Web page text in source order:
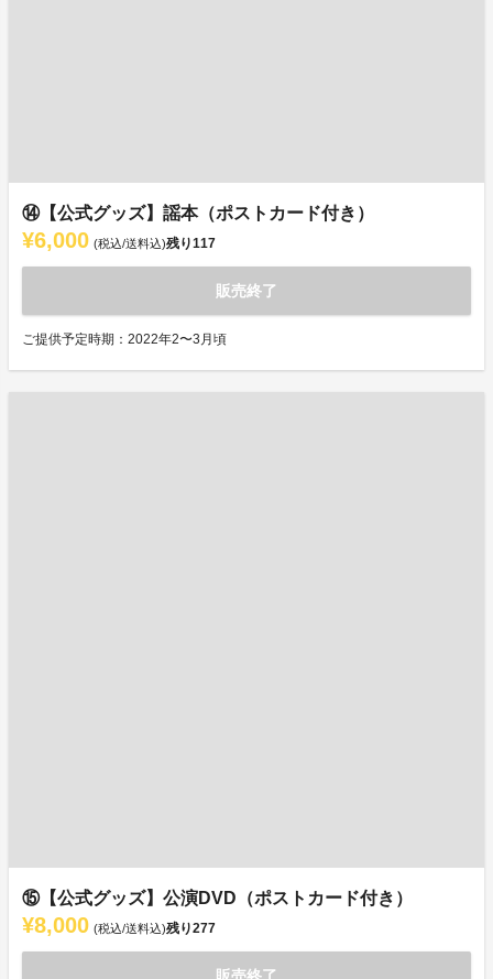
⑭【公式グッズ】謡本（ポストカード付き）
¥6,000 (税込/送料込)残り117
販売終了
ご提供予定時期：2022年2〜3月頃
⑮【公式グッズ】公演DVD（ポストカード付き）
¥8,000 (税込/送料込)残り277